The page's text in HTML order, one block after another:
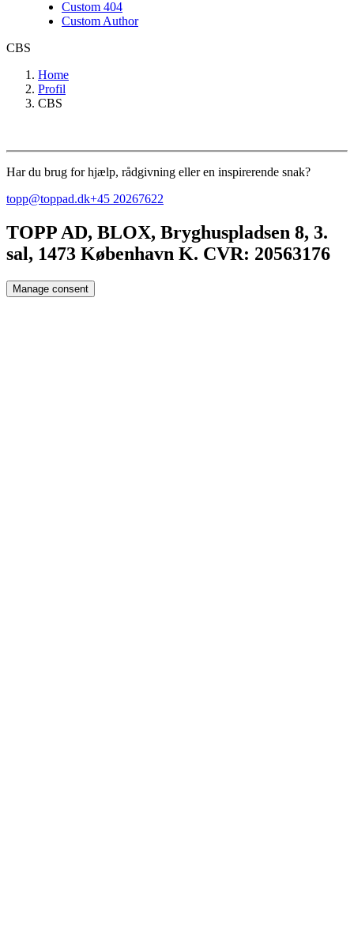
Custom 404
Custom Author
CBS
Home
Profil
CBS
Har du brug for hjælp, rådgivning eller en inspirerende snak?
topp@toppad.dk+45 20267622
TOPP AD, BLOX, Bryghuspladsen 8, 3.
sal, 1473 København K. CVR: 20563176
Manage consent